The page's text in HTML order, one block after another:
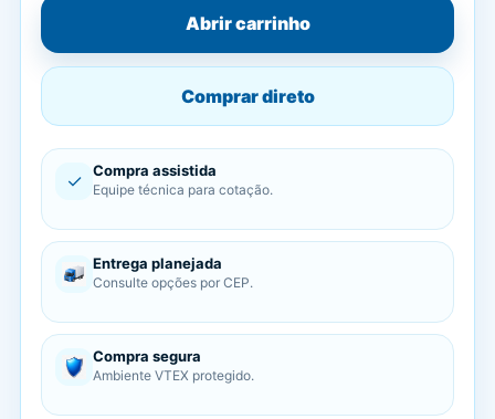
Abrir carrinho
Comprar direto
✓ Compra assistida
Equipe técnica para cotação.
Entrega planejada
Consulte opções por CEP.
Compra segura
Ambiente VTEX protegido.